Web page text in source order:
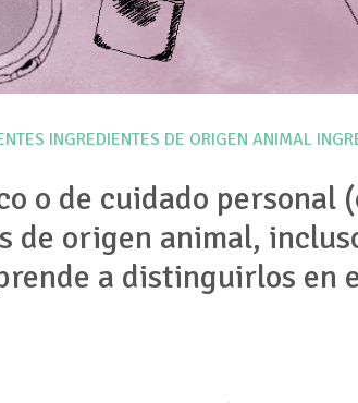
INGREDIENTES DE ORIGEN ANIMAL
o de cuidado personal
de origen animal,
a distinguirlos en